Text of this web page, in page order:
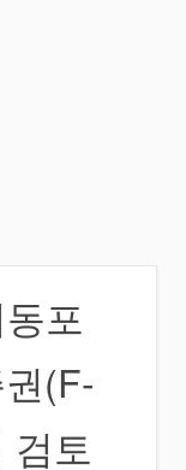
포
(F-
토